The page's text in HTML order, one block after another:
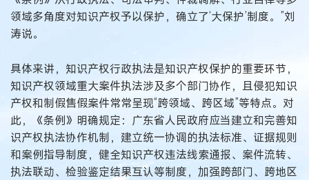
领域多角度对知识产权予以保护，确立了‘大保护’制度。”刘
涛说。
具体来讲，知识产权行政执法是知识产权保护的重要环节，
知识产权领域重大案件执法涉及多个部门协作，且侵犯知识
产权和制假售假案件常常呈现“跨领域、跨区域”等特点。对
此，《条例》明确规定：广东省人民政府应当建立和完善知
识产权执法协作机制，建立统一协调的执法标准、证据规则
和案例指导制度，健全知识产权违法线索通报、案件流转、
执法联动、检验鉴定结果互认等制度，加强跨部门、跨地区